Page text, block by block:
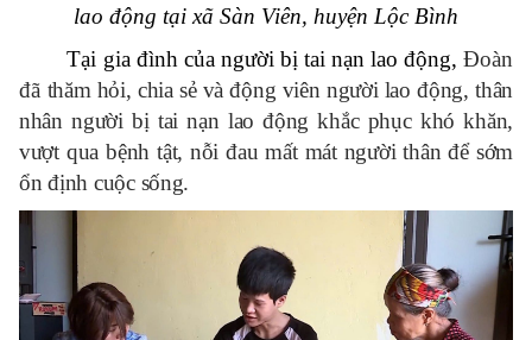
lao động tại xã Sàn Viên, huyện Lộc Bình
Tại gia đình của người bị tai nạn lao động, Đoàn
đã thăm hỏi, chia sẻ và động viên người lao động, thân
nhân người bị tai nạn lao động khắc phục khó khăn,
vượt qua bệnh tật, nỗi đau mất mát người thân để sớm
ổn định cuộc sống.